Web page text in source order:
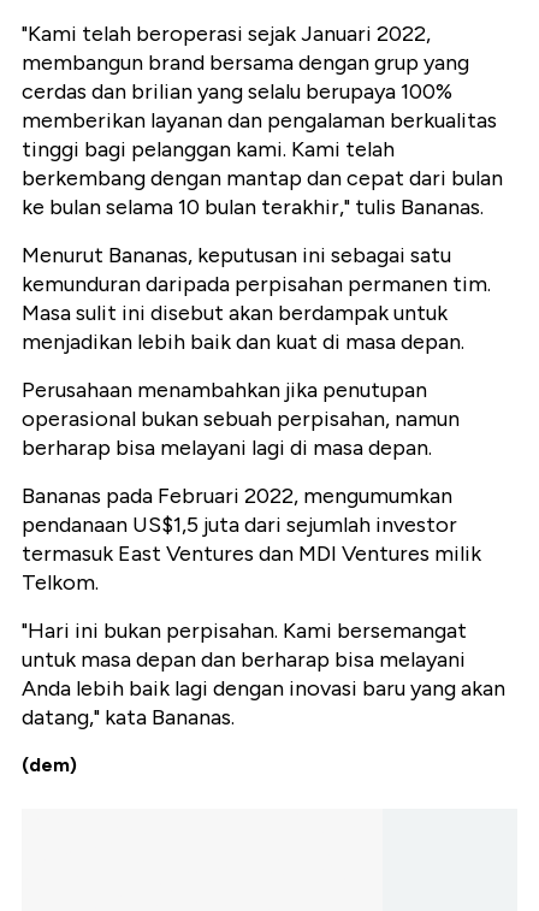
"Kami telah beroperasi sejak Januari 2022,
membangun brand bersama dengan grup yang
cerdas dan brilian yang selalu berupaya 100%
memberikan layanan dan pengalaman berkualitas
tinggi bagi pelanggan kami. Kami telah
berkembang dengan mantap dan cepat dari bulan
ke bulan selama 10 bulan terakhir," tulis Bananas.
Menurut Bananas, keputusan ini sebagai satu
kemunduran daripada perpisahan permanen tim.
Masa sulit ini disebut akan berdampak untuk
menjadikan lebih baik dan kuat di masa depan.
Perusahaan menambahkan jika penutupan
operasional bukan sebuah perpisahan, namun
berharap bisa melayani lagi di masa depan.
Bananas pada Februari 2022, mengumumkan
pendanaan US$1,5 juta dari sejumlah investor
termasuk East Ventures dan MDI Ventures milik
Telkom.
"Hari ini bukan perpisahan. Kami bersemangat
untuk masa depan dan berharap bisa melayani
Anda lebih baik lagi dengan inovasi baru yang akan
datang," kata Bananas.
(dem)